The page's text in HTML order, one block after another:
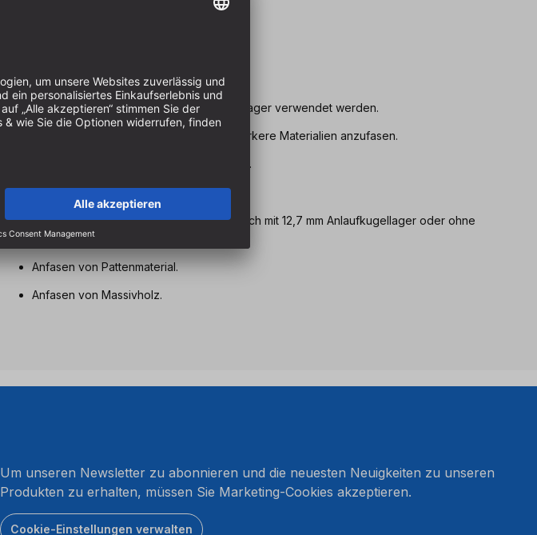
Der Fasefräser kann mit und ohne Kugellager verwendet werden.
Die große Nutzlänge erlaubt es, auch stärkere Materialien anzufasen.
Fasefräser 15° für die Kantenbearbeitung.
Mit Anlaufkugellager 12,7 mm.
Optimierte Kugellagerbefestigung, dadurch mit 12,7 mm Anlaufkugellager oder ohne
Anlaufkugellager einsetzbar.
Anfasen von Pattenmaterial.
Anfasen von Massivholz.
Um unseren Newsletter zu abonnieren und die neuesten Neuigkeiten zu unseren
Produkten zu erhalten, müssen Sie Marketing-Cookies akzeptieren.
Cookie-Einstellungen verwalten